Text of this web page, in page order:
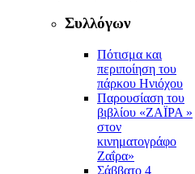
Συλλόγων
Πότισμα και
περιποίηση του
πάρκου Ηνιόχου
Παρουσίαση του
βιβλίου «ΖΑΪΡΑ »
στον
κινηματογράφο
Ζαΐρα»
Σάββατο 4